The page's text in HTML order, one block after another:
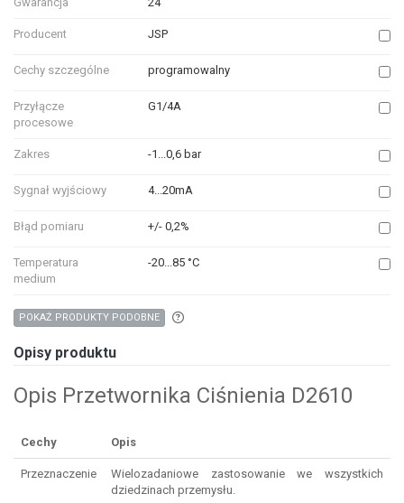
Producent JSP
Cechy szczególne programowalny
Przyłącze
procesowe
G1/4A
Zakres -1...0,6 bar
Sygnał wyjściowy 4...20mA
Błąd pomiaru +/- 0,2%
Temperatura
medium
-20...85 °C
POKAŻ PRODUKTY PODOBNE
Opisy produktu
Opis Przetwornika Ciśnienia D2610
Cechy Opis
Przeznaczenie
Wielozadaniowe zastosowanie we wszystkich
dziedzinach przemysłu.